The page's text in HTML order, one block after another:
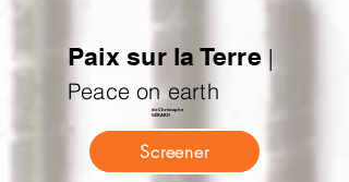
Paix sur la Terre|
Peace on earth
de Christophe
GÉRARD
Screener